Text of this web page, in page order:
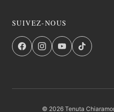
SUIVEZ-NOUS
© 2026 Tenuta